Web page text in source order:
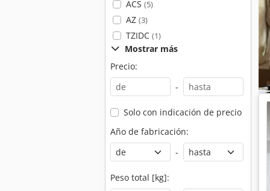
ACS (5)
AZ (3)
TZIDC (1)
Mostrar más
Precio:
-
Solo con indicación de precio
Año de fabricación:
-
Peso total [kg]: